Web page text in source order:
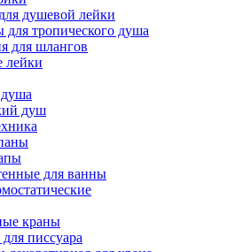
душевой лейки
тропического душа
для шлангов
лейки
душ
для ванны
краны
писсуара